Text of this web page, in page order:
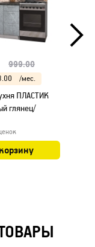
999.00
/мес.
ПЛАСТИК
глянец/